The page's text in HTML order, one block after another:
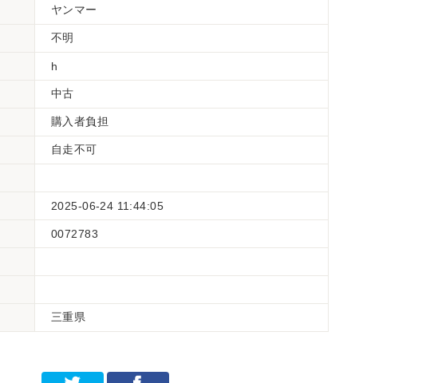
ヤンマー
不明
h
中古
購入者負担
自走不可
2025-06-24 11:44:05
0072783
三重県